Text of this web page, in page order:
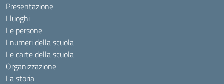
Presentazione
I luoghi
Le persone
I numeri della scuola
Le carte della scuola
Organizzazione
La storia